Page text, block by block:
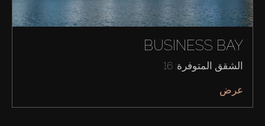
BUSINESS BAY
الشقق المتوفرة: 16
عرض